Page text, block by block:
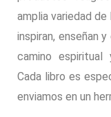
amplia variedad
inspiran, enseñan
camino espiritual
Cada libro es
enviamos en un